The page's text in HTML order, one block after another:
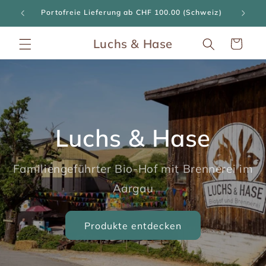
zum
Inhalt
Portofreie Lieferung ab CHF 100.00 (Schweiz)
Luchs & Hase Warenkorb
Luchs & Hase
Familiengeführter Bio-Hof mit Brennerei im
Aargau
Produkte entdecken